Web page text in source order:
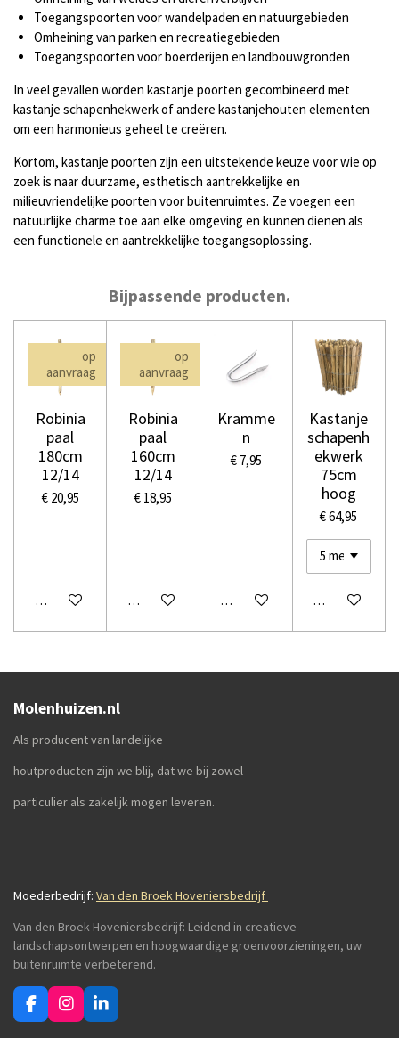
Toegangspoorten voor wandelpaden en natuurgebieden
Omheining van parken en recreatiegebieden
Toegangspoorten voor boerderijen en landbouwgronden
In veel gevallen worden kastanje poorten gecombineerd met
kastanje schapenhekwerk of andere kastanjehouten elementen
om een harmonieus geheel te creëren.
Kortom, kastanje poorten zijn een uitstekende keuze voor wie op
zoek is naar duurzame, esthetisch aantrekkelijke en
milieuvriendelijke poorten voor buitenruimtes. Ze voegen een
natuurlijke charme toe aan elke omgeving en kunnen dienen als
een functionele en aantrekkelijke toegangsoplossing.
Bijpassende producten.
op
aanvraag
Robinia
paal
180cm
12/14
€ 20,95
Houd mij op de hoogte
op
aanvraag
Robinia
paal
160cm
12/14
€ 18,95
Houd mij op de hoogte
Kramme
n
€ 7,95
In winkelwagen
Kastanje
schapenh
ekwerk
75cm
hoog
€ 64,95
In winkelwagen
Molenhuizen.nl
Als producent van landelijke
houtproducten zijn we blij, dat we bij zowel
particulier als zakelijk mogen leveren.
Moederbedrijf: Van den Broek Hoveniersbedrijf
Van den Broek Hoveniersbedrijf: Leidend in creatieve
landschapsontwerpen en hoogwaardige groenvoorzieningen, uw
buitenruimte verbeterend.
F
a
I
n
L
i